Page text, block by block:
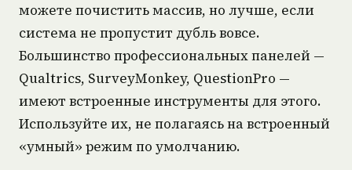
можете почистить массив, но лучше, если
система не пропустит дубль вовсе.
Большинство профессиональных панелей —
Qualtrics, SurveyMonkey, QuestionPro —
имеют встроенные инструменты для этого.
Используйте их, не полагаясь на встроенный
«умный» режим по умолчанию.